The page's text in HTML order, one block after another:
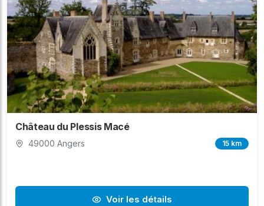
Château du Plessis Macé
49000 Angers 15 km
Voir les détails